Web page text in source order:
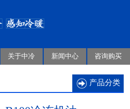
关于中冷 新闻中心 咨询购买
产品分类